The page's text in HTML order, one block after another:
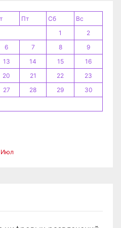
Пт Сб
Вс
1
2
6 7 8
9
13 14 15
16
20 21 22
23
27 28 29
30
Июл